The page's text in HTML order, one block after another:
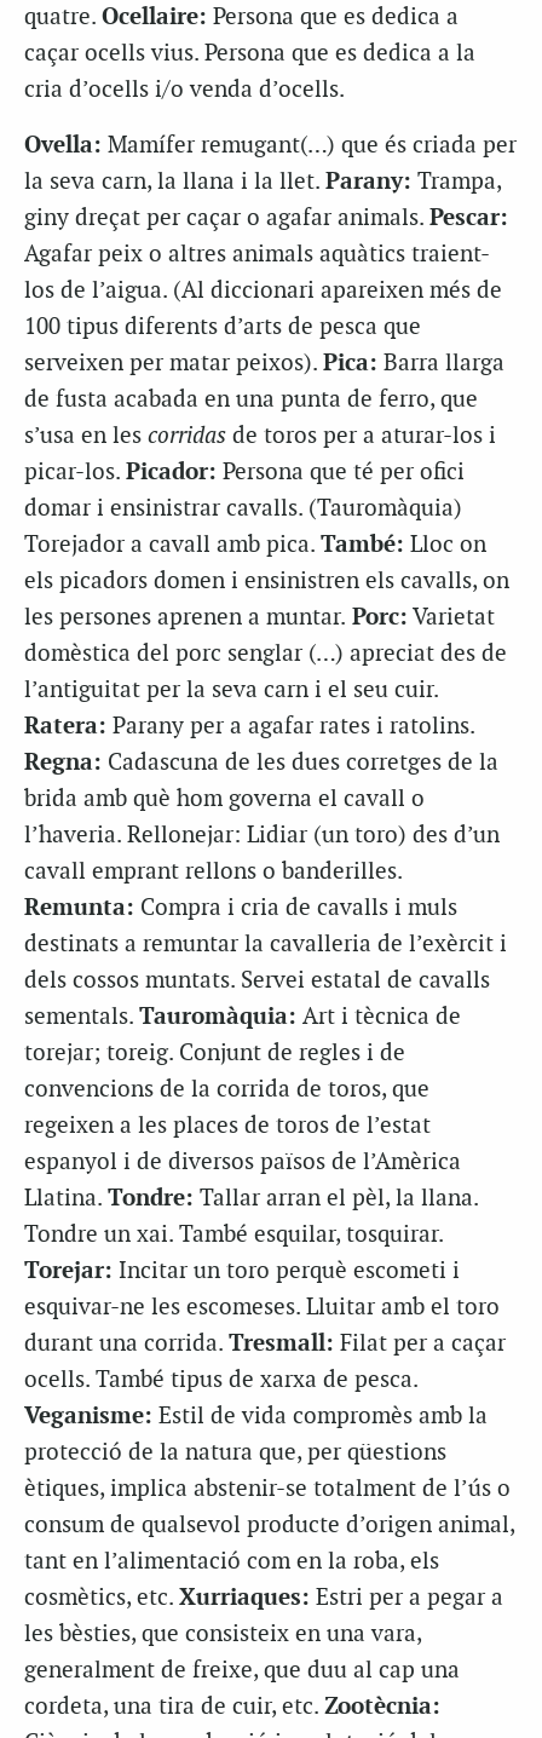
quatre. Ocellaire: Persona que es dedica a
caçar ocells vius. Persona que es dedica a la
cria d’ocells i/o venda d’ocells.
Ovella: Mamífer remugant(…) que és criada per
la seva carn, la llana i la llet. Parany: Trampa,
giny dreçat per caçar o agafar animals. Pescar:
Agafar peix o altres animals aquàtics traient-
los de l’aigua. (Al diccionari apareixen més de
100 tipus diferents d’arts de pesca que
serveixen per matar peixos). Pica: Barra llarga
de fusta acabada en una punta de ferro, que
s’usa en les corridas de toros per a aturar-los i
picar-los. Picador: Persona que té per ofici
domar i ensinistrar cavalls. (Tauromàquia)
Torejador a cavall amb pica. També: Lloc on
els picadors domen i ensinistren els cavalls, on
les persones aprenen a muntar. Porc: Varietat
domèstica del porc senglar (…) apreciat des de
l’antiguitat per la seva carn i el seu cuir.
Ratera: Parany per a agafar rates i ratolins.
Regna: Cadascuna de les dues corretges de la
brida amb què hom governa el cavall o
l’haveria. Rellonejar: Lidiar (un toro) des d’un
cavall emprant rellons o banderilles.
Remunta: Compra i cria de cavalls i muls
destinats a remuntar la cavalleria de l’exèrcit i
dels cossos muntats. Servei estatal de cavalls
sementals. Tauromàquia: Art i tècnica de
torejar; toreig. Conjunt de regles i de
convencions de la corrida de toros, que
regeixen a les places de toros de l’estat
espanyol i de diversos països de l’Amèrica
Llatina. Tondre: Tallar arran el pèl, la llana.
Tondre un xai. També esquilar, tosquirar.
Torejar: Incitar un toro perquè escometi i
esquivar-ne les escomeses. Lluitar amb el toro
durant una corrida. Tresmall: Filat per a caçar
ocells. També tipus de xarxa de pesca.
Veganisme: Estil de vida compromès amb la
protecció de la natura que, per qüestions
ètiques, implica abstenir-se totalment de l’ús o
consum de qualsevol producte d’origen animal,
tant en l’alimentació com en la roba, els
cosmètics, etc. Xurriaques: Estri per a pegar a
les bèsties, que consisteix en una vara,
generalment de freixe, que duu al cap una
cordeta, una tira de cuir, etc. Zootècnia: